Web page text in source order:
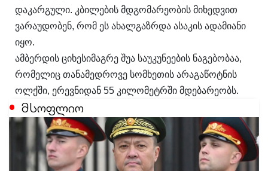
დაკარგული. კბილების მდგომარეობის მიხედვით
ვარაუდობენ, რომ ეს ახალგაზრდა ასაკის ადამიანი
იყო.
ამბერდის ციხესიმაგრე შუა საუკუნეების ნაგებობაა,
რომელიც თანამედროვე სომხეთის არაგაწოტნის
ოლქში, ერევნიდან 55 კილომეტრში მდებარეობს.
მსოფლიო